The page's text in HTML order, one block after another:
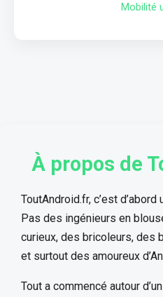
Mobilité
À propos de
ToutAndroid.fr, c’est
Pas des ingénieurs en
curieux, des bricoleurs, des
et surtout des amoureux
Tout a commencé autour